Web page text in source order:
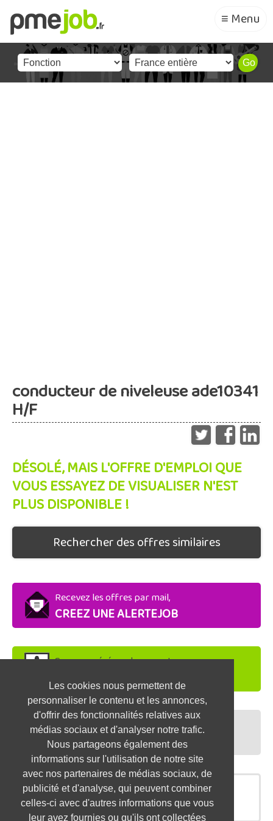
Les cookies nous permettent de
personnaliser le contenu et les annonces,
d'offrir des fonctionnalités relatives aux
médias sociaux et d'analyser notre trafic.
Nous partageons également des
informations sur l'utilisation de notre site
avec nos partenaires de médias sociaux, de
publicité et d'analyse, qui peuvent combiner
celles-ci avec d'autres informations que vous
leur avez fournies ou qu'ils ont collectées
≡ Menu
conducteur de niveleuse ade10341
H/F
DÉSOLÉ, MAIS L'OFFRE D'EMPLOI QUE
VOUS ESSAYEZ DE VISUALISER N'EST
PLUS DISPONIBLE !
Rechercher des offres similaires
Recevez les offres par mail,
CREEZ UNE ALERTEJOB
Soyez repéré par les recruteurs,
DEPOSEZ VOTRE CV
Préparez vos entretiens,
TESTEZ-VOUS
OFFRES SIMILAIRES